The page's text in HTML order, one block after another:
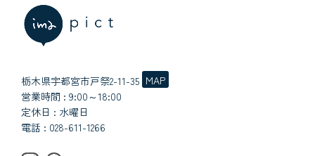
栃木県宇都宮市戸祭2-11-35 MAP
営業時間 : 9:00～18:00
定休日 : 水曜日
電話 : 028-611-1266